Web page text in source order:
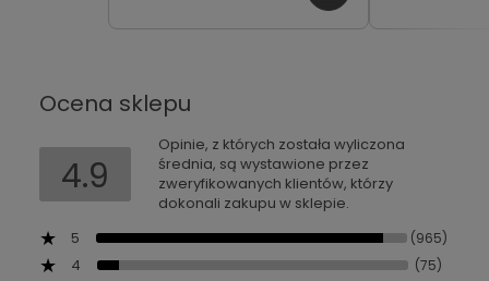
Ocena sklepu
4.9
Opinie, z których została wyliczona
średnia, są wystawione przez
zweryfikowanych klientów, którzy
dokonali zakupu w sklepie.
5
(965)
4 (75)